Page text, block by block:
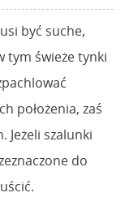
być suche,
tym świeże tynki
położenia, zaś
Jeżeli szalunki
do